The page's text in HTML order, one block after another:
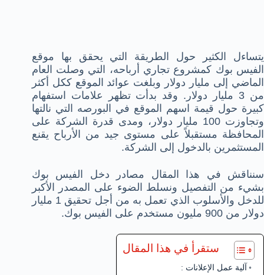
يتساءل الكثير حول الطريقة التي يحقق بها موقع
الفيس بوك كمشروع تجاري أرباحه، التي وصلت العام
الماضي إلى مليار دولار وبلغت عوائد الموقع ككل أكثر
من 3 مليار دولار. وقد بدأت تظهر علامات استفهام
كبيرة حول قيمة اسهم الموقع في البورصه التي نالتها
وتجاوزت 100 مليار دولار، ومدى قدرة الشركة على
المحافظة مستقبلاً على مستوى جيد من الأرباح يقنع
المستثمرين بالدخول إلى الشركة.
سنناقش في هذا المقال مصادر دخل الفيس بوك
بشيء من التفصيل ونسلط الضوء على المصدر الأكبر
للدخل والأسلوب الذي تعمل به من أجل تحقيق 1 مليار
دولار من 900 مليون مستخدم على الفيس بوك.
ستقرأ في هذا المقال
آلية عمل الإعلانات :